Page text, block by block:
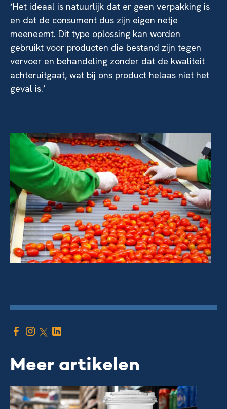
‘Het ideaal is natuurlijk dat er geen verpakking is
en dat de consument dus zijn eigen netje
meeneemt. Dit type oplossing kan worden
gebruikt voor producten die bestand zijn tegen
vervoer en behandeling zonder dat de kwaliteit
achteruitgaat, wat bij ons product helaas niet het
geval is.’
Meer artikelen